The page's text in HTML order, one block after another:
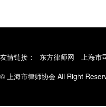
友情链接： 东方律师网 上海市
© 上海市律师协会 All Right